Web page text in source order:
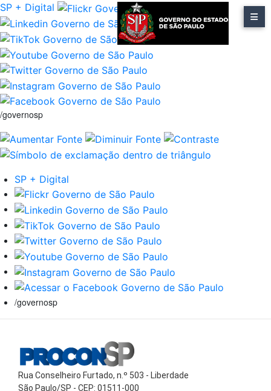
SP + Digital
/governosp
SP + Digital
/governosp
Rua Conselheiro Furtado, n.º 503 - Liberdade
São Paulo/SP - CEP: 01511-000